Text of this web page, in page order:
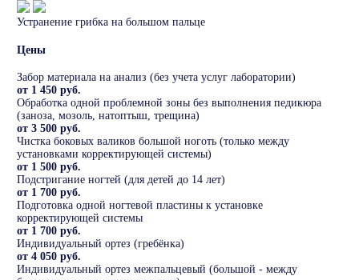
Устранение грибка на большом пальце
Цены
Забор материала на анализ (без учета услуг лаборатории)
от 1 450 руб.
Обработка одной проблемной зоны без выполнения педикюра
(заноза, мозоль, натоптыш, трещина)
от 3 500 руб.
Чистка боковых валиков большой ноготь (только между
установками корректирующей системы)
от 1 500 руб.
Подстригание ногтей (для детей до 14 лет)
от 1 700 руб.
Подготовка одной ногтевой пластины к установке
корректирующей системы
от 1 700 руб.
Индивидуальный ортез (гребёнка)
от 4 050 руб.
Индивидуальный ортез межпальцевый (большой - между